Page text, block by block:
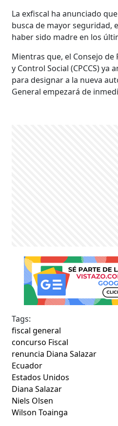
La exfiscal ha anunciado
busca de mayor seguridad,
haber sido madre en los
Mientras que, el Consejo
y Control Social (CPCCS) ya
para designar a la nueva
General empezará de
Tags:
fiscal general
concurso Fiscal
renuncia Diana Salazar
Ecuador
Estados Unidos
Diana Salazar
Niels Olsen
Wilson Toainga